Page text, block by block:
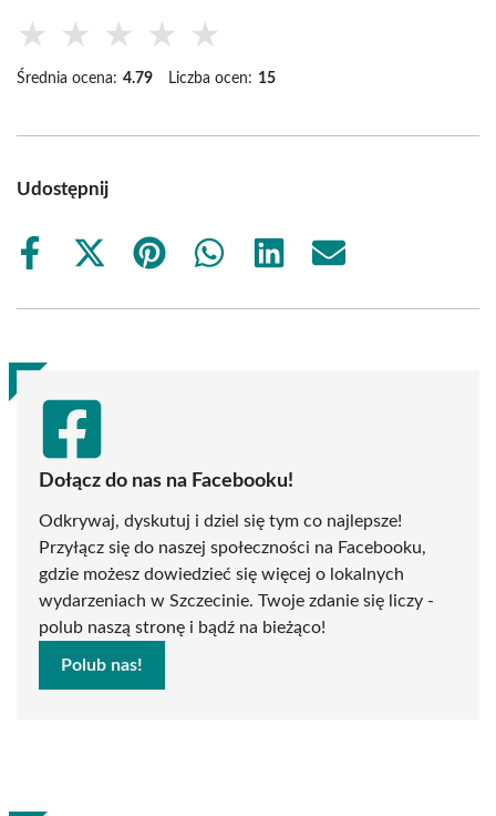
★ ★ ★ ★ ★
Średnia ocena: 4.79 Liczba ocen: 15
Udostępnij
Share
Share
(Twitter)
Share
Share
Share
Share
Dołącz do nas na Facebooku!
Odkrywaj, dyskutuj i dziel się tym co najlepsze!
Przyłącz się do naszej społeczności na Facebooku,
gdzie możesz dowiedzieć się więcej o lokalnych
wydarzeniach w Szczecinie. Twoje zdanie się liczy -
polub naszą stronę i bądź na bieżąco!
Polub nas!